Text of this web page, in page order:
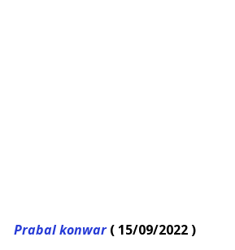
Prabal konwar( 15/09/2022 )